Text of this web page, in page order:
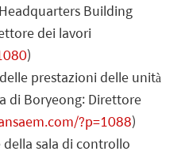
Building
dei lavori
)
prestazioni delle unità
di Boryeong: Direttore
?p=1088)
sala di controllo